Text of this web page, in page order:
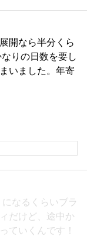
開なら半分くら
りの日数を要し
いました。年寄
なるくらいブラ
だけど、途中か
ていくんです！